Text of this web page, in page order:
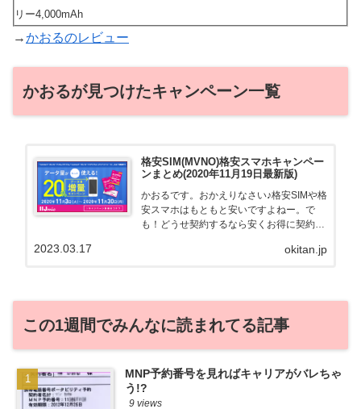
リー4,000mAh
→かおるのレビュー
かおるが見つけたキャンペーン一覧
格安SIM(MVNO)格安スマホキャンペー
ンまとめ(2020年11月19日最新版)
かおるです。おかえりなさい♪格安SIMや格
安スマホはもともと安いですよねー。で
も！どうせ契約するなら安くお得に契約し
る自身も、そういう案件を常に狙ってます
okitan.jp
2023.03.17
この1週間でみんなに読まれてる記事
MNP予約番号を見ればキャリアがバレちゃ
う!?
9 views